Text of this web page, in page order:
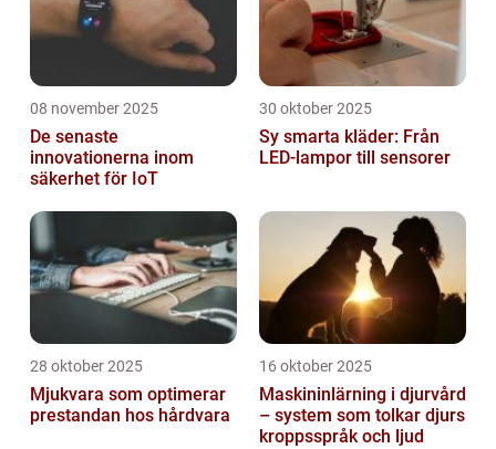
08 november 2025
De senaste
innovationerna inom
säkerhet för IoT
30 oktober 2025
Sy smarta kläder: Från
LED-lampor till sensorer
28 oktober 2025
Mjukvara som optimerar
prestandan hos hårdvara
16 oktober 2025
Maskininlärning i djurvård
– system som tolkar djurs
kroppsspråk och ljud